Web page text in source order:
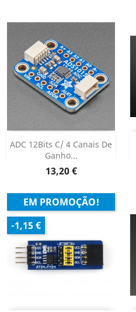
ADC 12Bits C/ 4 Canais De
Ganho...
Preço
13,20 €
Adicionar 
Dados do produto
EM PROMOÇÃO!
-1,15 €